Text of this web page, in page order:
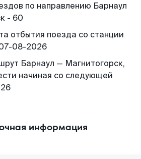
по направлению Барнаул
- 60
отбытия поезда со станции
08-2026
Барнаул — Магнитогорск,
начиная со следующей
информация